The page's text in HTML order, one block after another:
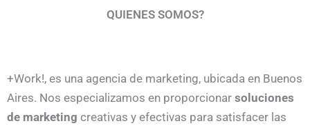
QUIENES SOMOS?
+Work!, es una agencia de marketing, ubicada en Buenos
Aires. Nos especializamos en proporcionar soluciones
de marketing creativas y efectivas para satisfacer las